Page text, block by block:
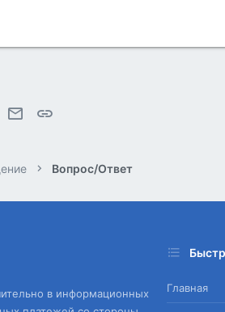
WhatsAppЭлектронная почта
Вопрос/Ответ
в информационных
Главная